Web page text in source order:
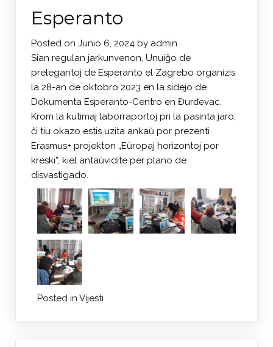
Esperanto
Posted on Junio 6, 2024 by admin
Sian regulan jarkunvenon, Unuiĝo de
prelegantoj de Esperanto el Zagrebo organizis
la 28-an de oktobro 2023 en la sidejo de
Dokumenta Esperanto-Centro en Đurđevac.
Krom la kutimaj laborraportoj pri la pasinta jaro,
ĉi tiu okazo estis uzita ankaŭ por prezenti
Erasmus+ projekton „Eŭropaj horizontoj por
kreski”, kiel antaŭvidite per plano de
disvastigado.
Posted in Vijesti